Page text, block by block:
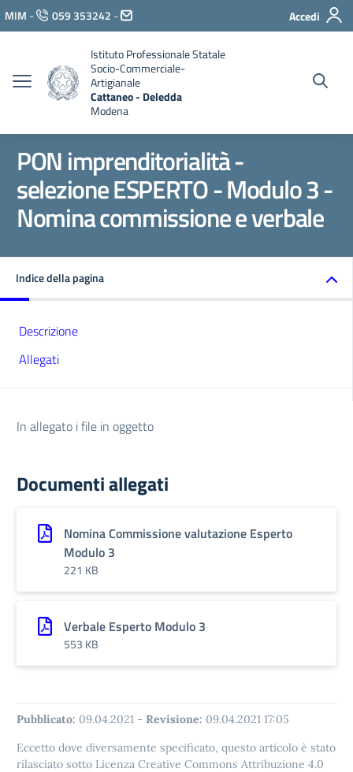
Vai ai contenuti
Vai al menu di navigazione
Vai al footer
MIM - 059 353242 - Accedi
Istituto Professionale Statale
Socio-Commerciale-
Artigianale
Cattaneo - Deledda
Modena
PON imprenditorialità -
selezione ESPERTO - Modulo 3 -
Nomina commissione e verbale
Indice della pagina
Descrizione
Allegati
In allegato i file in oggetto
Documenti allegati
Nomina Commissione valutazione Esperto
Modulo 3
221 KB
Verbale Esperto Modulo 3
553 KB
Pubblicato: 09.04.2021 - Revisione: 09.04.2021 17:05
Eccetto dove diversamente specificato, questo articolo è stato
rilasciato sotto Licenza Creative Commons Attribuzione 4.0